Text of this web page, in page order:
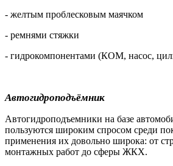
- желтым проблесковым маячком
- ремнями стяжки
- гидрокомпонентами (КОМ, насос,
Автогидроподъёмник
Автогидроподъемники на базе
пользуются широким спросом среди
применения их довольно широка: от
монтажных работ до сферы ЖКХ.